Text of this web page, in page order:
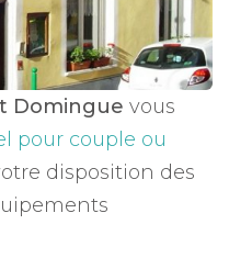
Domingue vous
pour couple ou
disposition des